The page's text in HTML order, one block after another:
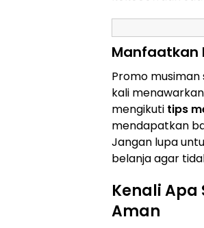
Manfaatkan
Promo
kali
mengikuti tips
mendapatkan
Jangan lupa
belanja agar
Kenali Apa
Aman